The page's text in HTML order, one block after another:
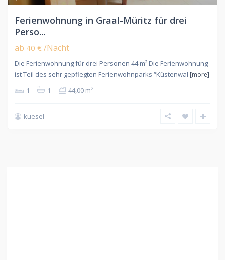
Ferienwohnung in Graal-Müritz für drei
Perso...
ab 40 € /Nacht
Die Ferienwohnung für drei Personen 44 m² Die Ferienwohnung
ist Teil des sehr gepflegten Ferienwohnparks “Küstenwal [more]
1 1 44,00 m2
kuesel